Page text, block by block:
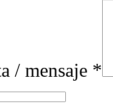
/ mensaje *